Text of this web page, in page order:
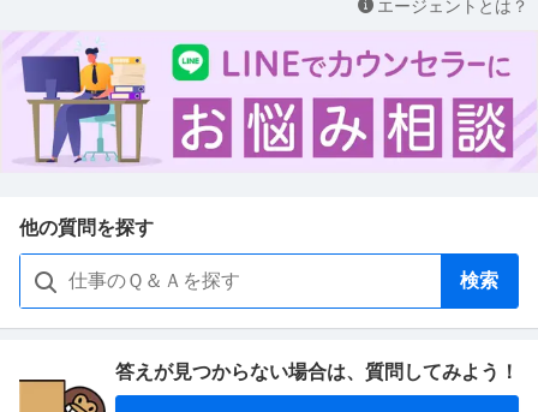
エージェントとは？
他の質問を探す
検索
答えが見つからない場合は、 質問してみよう！